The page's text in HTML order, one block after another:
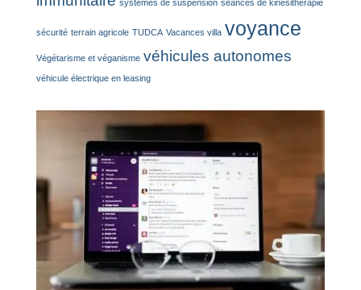
systèmes de suspension séances de kinésithérapie
sécurité terrain agricole TUDCA Vacances villa voyance
Végétarisme et véganisme véhicules autonomes
véhicule électrique en leasing